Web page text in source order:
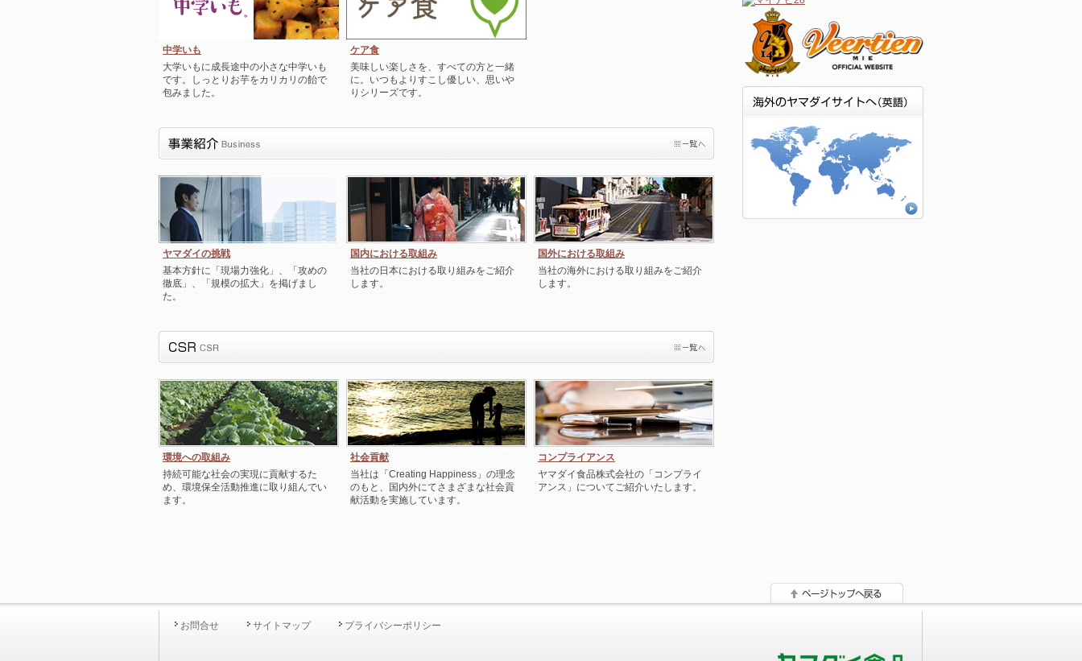
中学いも
大学いもに成長途中の小さな中学いも
です。しっとりお芋をカリカリの飴で
包みました。
ケア食
美味しい楽しさを、すべての方と一緒
に。いつもよりすこし優しい、思いや
りシリーズです。
ヤマダイの挑戦
基本方針に「現場力強化」、「攻めの
徹底」、「規模の拡大」を掲げまし
た。
国内における取組み
当社の日本における取り組みをご紹介
します。
国外における取組み
当社の海外における取り組みをご紹介
します。
環境への取組み
持続可能な社会の実現に貢献するた
め、環境保全活動推進に取り組んでい
ます。
社会貢献
当社は「Creating Happiness」の理念
のもと、国内外にてさまざまな社会貢
献活動を実施しています。
コンプライアンス
ヤマダイ食品株式会社の「コンプライ
アンス」についてご紹介いたします。
お問合せ サイトマップ プライバシーポリシー